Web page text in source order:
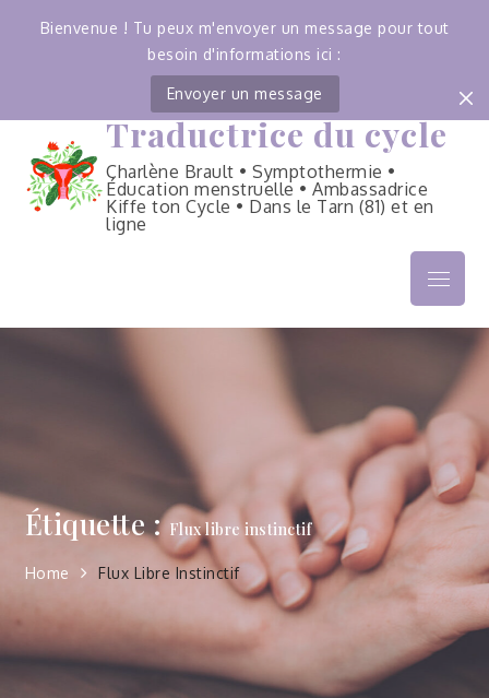
Bienvenue ! Tu peux m'envoyer un message pour tout
besoin d'informations ici :
Envoyer un message
content
Traductrice du cycle
Charlène Brault • Symptothermie •
Éducation menstruelle • Ambassadrice
Kiffe ton Cycle • Dans le Tarn (81) et en
ligne
Menu
Étiquette :Flux libre instinctif
Home Flux Libre Instinctif